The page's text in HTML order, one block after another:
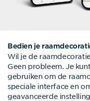
Bedien je
Wil je de
Geen probleem. Je
gebruiken om de
speciale interface en
geavanceerde